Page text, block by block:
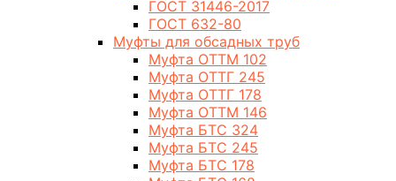
ГОСТ 31446-2017
ГОСТ 632-80
Муфты для обсадных труб
Муфта ОТТМ 102
Муфта ОТТГ 245
Муфта ОТТГ 178
Муфта ОТТМ 146
Муфта БТС 324
Муфта БТС 245
Муфта БТС 178